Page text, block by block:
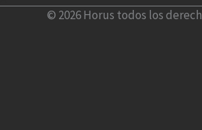
© 2026 Horus todos los